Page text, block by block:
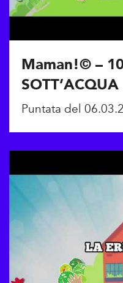
Maman!© –
SOTT’ACQUA
Puntata del